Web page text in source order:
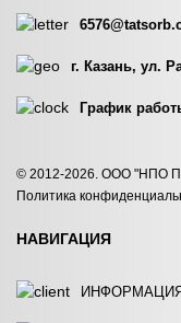
ГРАФИТ ГЛ-1,
г. Казань, ул.
График
© 2012-2026. ООО "НПО
Политика
НАВИГАЦИЯ